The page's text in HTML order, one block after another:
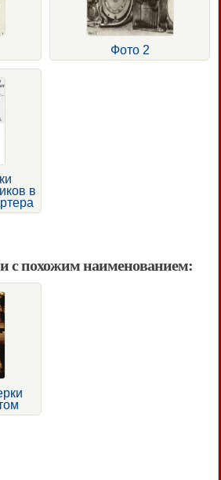
Фото 2
в
с похожим наименованием: